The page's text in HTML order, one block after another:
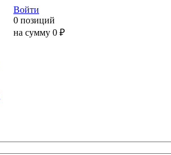
Войти
0 позиций
на сумму 0 ₽